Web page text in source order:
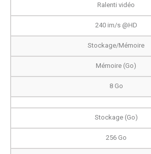
Ralenti vidéo
240 im/s @HD
Stockage/Mémoire
Mémoire (Go)
8 Go
Stockage (Go)
256 Go